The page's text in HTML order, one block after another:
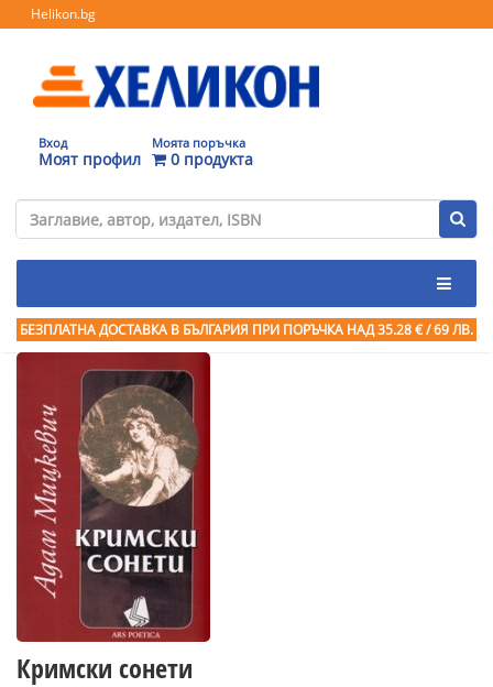
Helikon.bg
Вход
Моят профил
Моята поръчка
0 продукта
БЕЗПЛАТНА ДОСТАВКА В БЪЛГАРИЯ ПРИ ПОРЪЧКА НАД 35.28 € / 69 ЛВ.
Кримски сонети